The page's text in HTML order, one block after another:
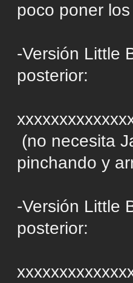
poco poner
-Versión Little
posterior:
(no necesita
pinchando y
-Versión Little
posterior: